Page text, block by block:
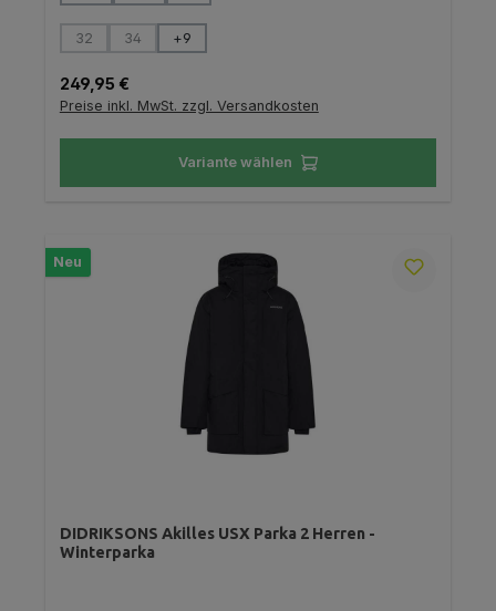
Größe auswählen
32
(Diese Option ist zurzeit nicht verfügbar.)
34
(Diese Option ist zurzeit nicht verfügbar.)
+9
Regulärer Preis:
249,95 €
Preise inkl. MwSt. zzgl. Versandkosten
Variante wählen
Neu
DIDRIKSONS Akilles USX Parka 2 Herren -
Winterparka